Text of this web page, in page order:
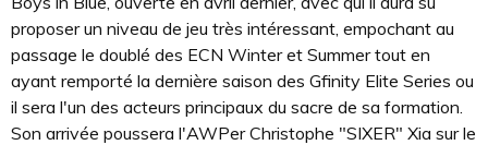
proposer un niveau de jeu très intéressant, empochant au
passage le doublé des ECN Winter et Summer tout en
ayant remporté la dernière saison des Gfinity Elite Series ou
il sera l'un des acteurs principaux du sacre de sa formation.
Son arrivée poussera l'AWPer Christophe "SIXER" Xia sur le